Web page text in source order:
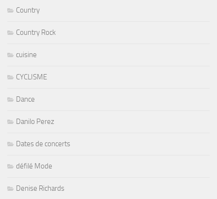
Country
Country Rock
cuisine
CYCLISME
Dance
Danilo Perez
Dates de concerts
défilé Mode
Denise Richards